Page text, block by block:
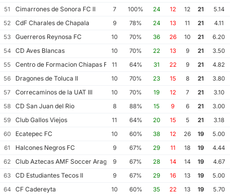
51
Cimarrones de Sonora FC II 7 100% 24 12 12 21
5.14
52
CdF Charales de Chapala 9 78% 24 13 11 21
4.11
53
Guerreros Reynosa FC 10 70% 36 26 10 21
6.20
54
CD Aves Blancas 10 70% 22 13 9 21
3.50
55
Centro de Formacion Chiapas Futbol
11 64% 31 22 9 21
4.82
56
Dragones de Toluca II 10 70% 23 15 8 21
3.80
57
Correcaminos de la UAT III 10 70% 19 12 7 21
3.10
58
CD San Juan del Rio 8 88% 15 9 6 21
3.00
59
Club Gallos Viejos 11 64% 20 15 5 21
3.18
60
Ecatepec FC 10 60% 38 12 26 19
5.00
61
Halcones Negros FC 9 67% 29 11 18 19
4.44
62
Club Aztecas AMF Soccer Aragon9 67% 28 14 14 19
4.67
63
CD Estudiantes Tecos II 9 67% 29 16 13 19
5.00
64
CF Cadereyta 10 60% 35 22 13 19
5.70